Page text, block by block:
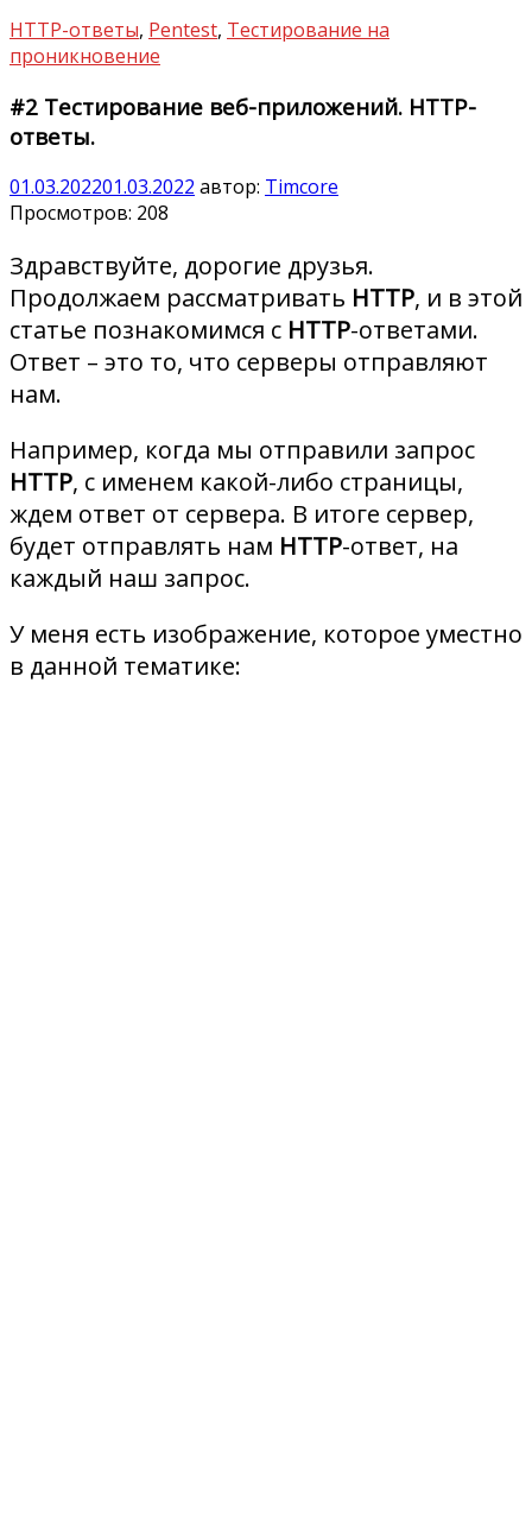
HTTP-ответы, Pentest, Тестирование на
проникновение
#2 Тестирование веб-приложений. HTTP-
ответы.
01.03.202201.03.2022 автор: Timcore
Просмотров: 208
Здравствуйте, дорогие друзья.
Продолжаем рассматривать HTTP, и в этой
статье познакомимся с HTTP-ответами.
Ответ – это то, что серверы отправляют
нам.
Например, когда мы отправили запрос
HTTP, c именем какой-либо страницы,
ждем ответ от сервера. В итоге сервер,
будет отправлять нам HTTP-ответ, на
каждый наш запрос.
У меня есть изображение, которое уместно
в данной тематике: